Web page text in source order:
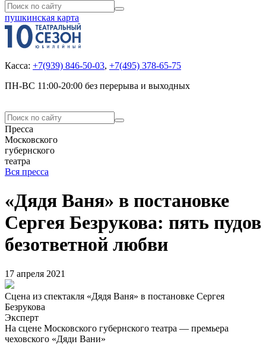
пушкинская карта
Касса: +7(939) 846-50-03, +7(495) 378-65-75
ПН-ВС 11:00-20:00 без перерыва и выходных
Пресса
Московского
губернского
театра
Вся пресса
«Дядя Ваня» в постановке
Сергея Безрукова: пять пудов
безответной любви
17 апреля 2021
Сцена из спектакля «Дядя Ваня» в постановке Сергея
Безрукова
Эксперт
На сцене Московского губернского театра — премьера
чеховского «Дяди Вани»